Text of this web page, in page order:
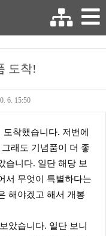
도착!
6. 15:50
착했습니다. 저번에
래도 기념품이 더 좋
습니다. 일단 해당 보
서 무엇이 특별하다는
해야겠고 해서 개봉
았습니다. 일단 보니